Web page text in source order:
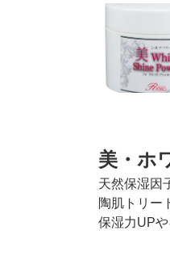
美・ホ
天然保湿因
陶肌トリー
保湿力UP